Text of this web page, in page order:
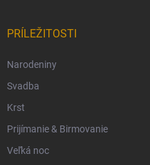
PRÍLEŽITOSTI
Narodeniny
Svadba
Krst
Prijímanie & Birmovanie
Veľká noc